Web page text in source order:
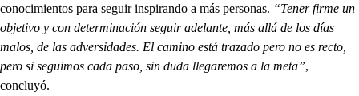
conocimientos para seguir inspirando a más personas. “Tener firme un
objetivo y con determinación seguir adelante, más allá de los días
malos, de las adversidades. El camino está trazado pero no es recto,
pero si seguimos cada paso, sin duda llegaremos a la meta”,
concluyó.